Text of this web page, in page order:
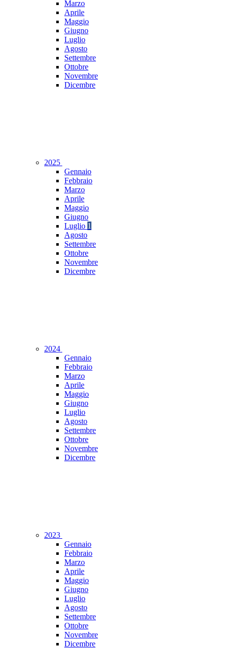
Marzo
Aprile
Maggio
Giugno
Luglio
Agosto
Settembre
Ottobre
Novembre
Dicembre
2025
Gennaio
Febbraio
Marzo
Aprile
Maggio
Giugno
Luglio 1
Agosto
Settembre
Ottobre
Novembre
Dicembre
2024
Gennaio
Febbraio
Marzo
Aprile
Maggio
Giugno
Luglio
Agosto
Settembre
Ottobre
Novembre
Dicembre
2023
Gennaio
Febbraio
Marzo
Aprile
Maggio
Giugno
Luglio
Agosto
Settembre
Ottobre
Novembre
Dicembre